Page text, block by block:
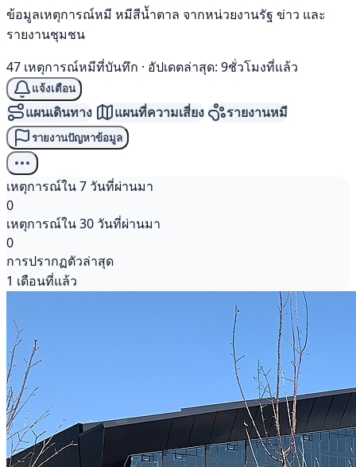
ข้อมูลเหตุการณ์หมี หมีสีน้ำตาล จากหน่วยงานรัฐ ข่าว และ
รายงานชุมชน
47 เหตุการณ์หมีที่บันทึก · อัปเดตล่าสุด: 9ชั่วโมงที่แล้ว
แจ้งเตือน
แผนเดินทาง แผนที่ความเสี่ยง รายงานหมี
รายงานปัญหาข้อมูล
เหตุการณ์ใน 7 วันที่ผ่านมา
0
เหตุการณ์ใน 30 วันที่ผ่านมา
0
การปรากฏตัวล่าสุด
1 เดือนที่แล้ว